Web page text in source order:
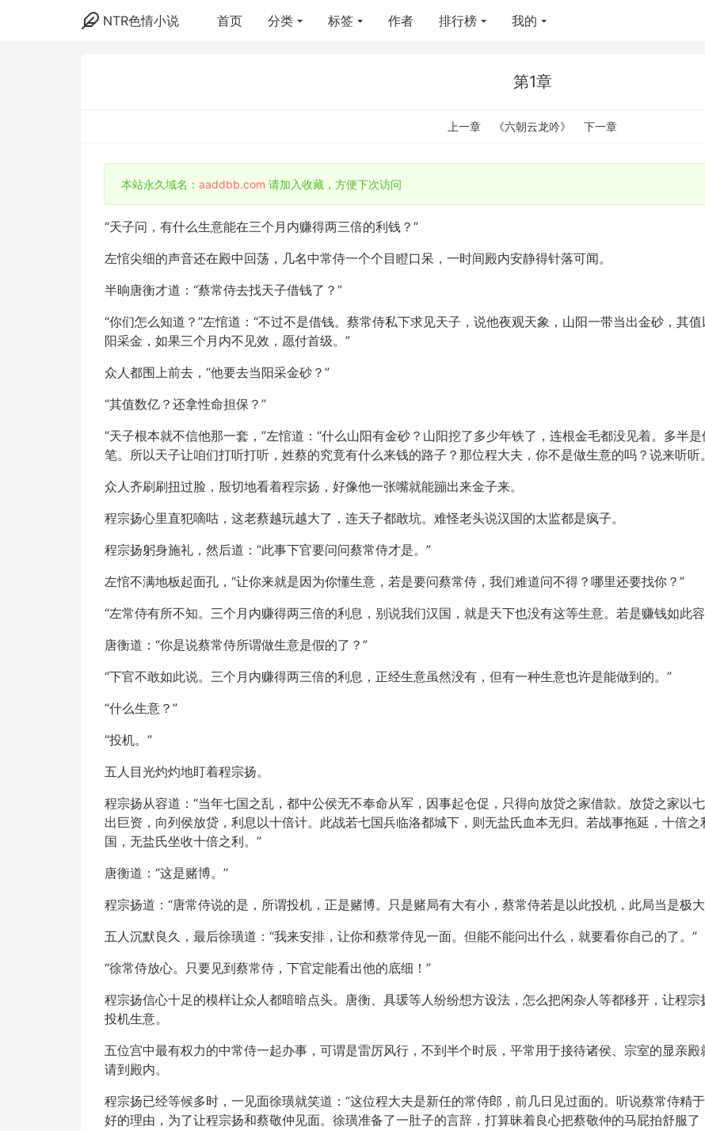
NTR色情小说 首页 分类 标签 作者 排行榜 我的
第1章
上一章 《六朝云龙吟》 下一章
本站永久域名： aaddbb.com 请加入收藏，方便下次访问
“天子问，有什么生意能在三个月内赚得两三倍的利钱？”
左悺尖细的声音还在殿中回荡，几名中常侍一个个目瞪口呆，一时间殿内安静得针落可闻。
半晌唐衡才道：“蔡常侍去找天子借钱了？”
“你们怎么知道？”左悺道：“不过不是借钱。蔡常侍私下求见天子，说他夜观天象，山阳一带当出金砂，其
阳采金，如果三个月内不见效，愿付首级。”
众人都围上前去，“他要去当阳采金砂？”
“其值数亿？还拿性命担保？”
“天子根本就不信他那一套，”左悺道：“什么山阳有金砂？山阳挖了多少年铁了，连根金毛都没见着。多半
笔。所以天子让咱们打听打听，姓蔡的究竟有什么来钱的路子？那位程大夫，你不是做生意的吗？说来听听
众人齐刷刷扭过脸，殷切地看着程宗扬，好像他一张嘴就能蹦出来金子来。
程宗扬心里直犯嘀咕，这老蔡越玩越大了，连天子都敢坑。难怪老头说汉国的太监都是疯子。
程宗扬躬身施礼，然后道：“此事下官要问问蔡常侍才是。”
左悺不满地板起面孔，“让你来就是因为你懂生意，若是要问蔡常侍，我们难道问不得？哪里还要找你？”
“左常侍有所不知。三个月内赚得两三倍的利息，别说我们汉国，就是天下也没有这等生意。若是赚钱如此
唐衡道：“你是说蔡常侍所谓做生意是假的了？”
“下官不敢如此说。三个月内赚得两三倍的利息，正经生意虽然没有，但有一种生意也许是能做到的。”
“什么生意？”
“投机。”
五人目光灼灼地盯着程宗扬。
程宗扬从容道：“当年七国之乱，都中公侯无不奉命从军，因事起仓促，只得向放贷之家借款。放贷之家以
出巨资，向列侯放贷，利息以十倍计。此战若七国兵临洛都城下，则无盐氏血本无归。若战事拖延，十倍
国，无盐氏坐收十倍之利。”
唐衡道：“这是赌博。”
程宗扬道：“唐常侍说的是，所谓投机，正是赌博。只是赌局有大有小，蔡常侍若是以此投机，此局当是极
五人沉默良久，最后徐璜道：“我来安排，让你和蔡常侍见一面。但能不能问出什么，就要看你自己的了。”
“徐常侍放心。只要见到蔡常侍，下官定能看出他的底细！”
程宗扬信心十足的模样让众人都暗暗点头。唐衡、具瑗等人纷纷想方设法，怎么把闲杂人等都移开，让程
投机生意。
五位宫中最有权力的中常侍一起办事，可谓是雷厉风行，不到半个时辰，平常用于接待诸侯、宗室的显亲
请到殿内。
程宗扬已经等候多时，一见面徐璜就笑道：“这位程大夫是新任的常侍郎，前几日见过面的。听说蔡常侍精
好的理由，为了让程宗扬和蔡敬仲见面。徐璜准备了一肚子的言辞，打算昧着良心把蔡敬仲的马屁拍舒服